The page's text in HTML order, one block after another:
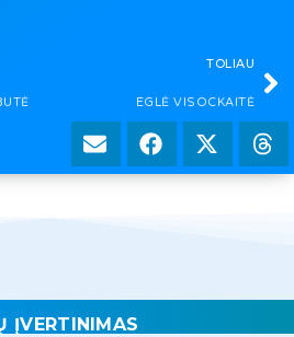
TOLIAU
EGLĖ VISOCKAITĖ
ĮVERTINIMAS